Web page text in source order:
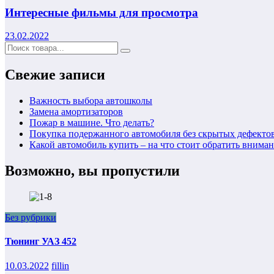
Интересные фильмы для просмотра
23.02.2022
Свежие записи
Важность выбора автошколы
Замена амортизаторов
Пожар в машине. Что делать?
Покупка подержанного автомобиля без скрытых
Какой автомобиль купить – на что стоит обратить
Возможно, вы пропустили
Без рубрики
Тюнинг УАЗ 452
10.03.2022 fillin